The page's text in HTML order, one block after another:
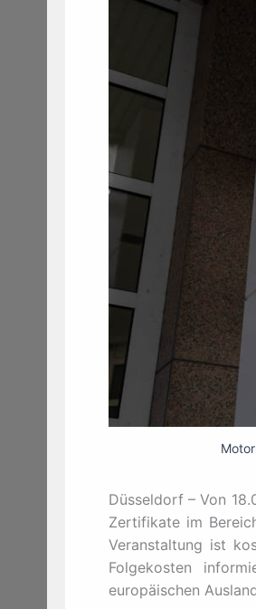
Düsseldorf – Von
Zertifikate im
Veranstaltung ist
Folgekosten
europäischen